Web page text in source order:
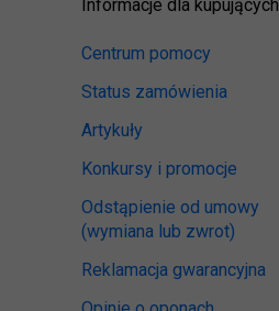
Informacje dla kupujących
Centrum pomocy
Status zamówienia
Artykuły
Konkursy i promocje
Odstąpienie od umowy
(wymiana lub zwrot)
Reklamacja gwarancyjna